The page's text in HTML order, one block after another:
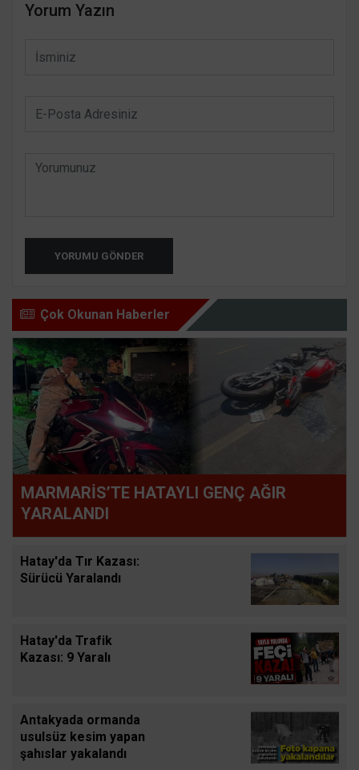
Yorum Yazın
YORUMU GÖNDER
Çok Okunan Haberler
MARMARİS’TE HATAYLI GENÇ AĞIR
YARALANDI
Hatay'da Tır Kazası:
Sürücü Yaralandı
Hatay'da Trafik
Kazası: 9 Yaralı
Antakyada ormanda
usulsüz kesim yapan
şahıslar yakalandı